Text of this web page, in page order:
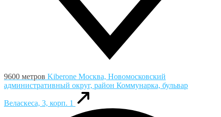
9600 метров Kiberone Москва, Новомосковский
административный округ, район Коммунарка, бульвар
Веласкеса, 3, корп. 1